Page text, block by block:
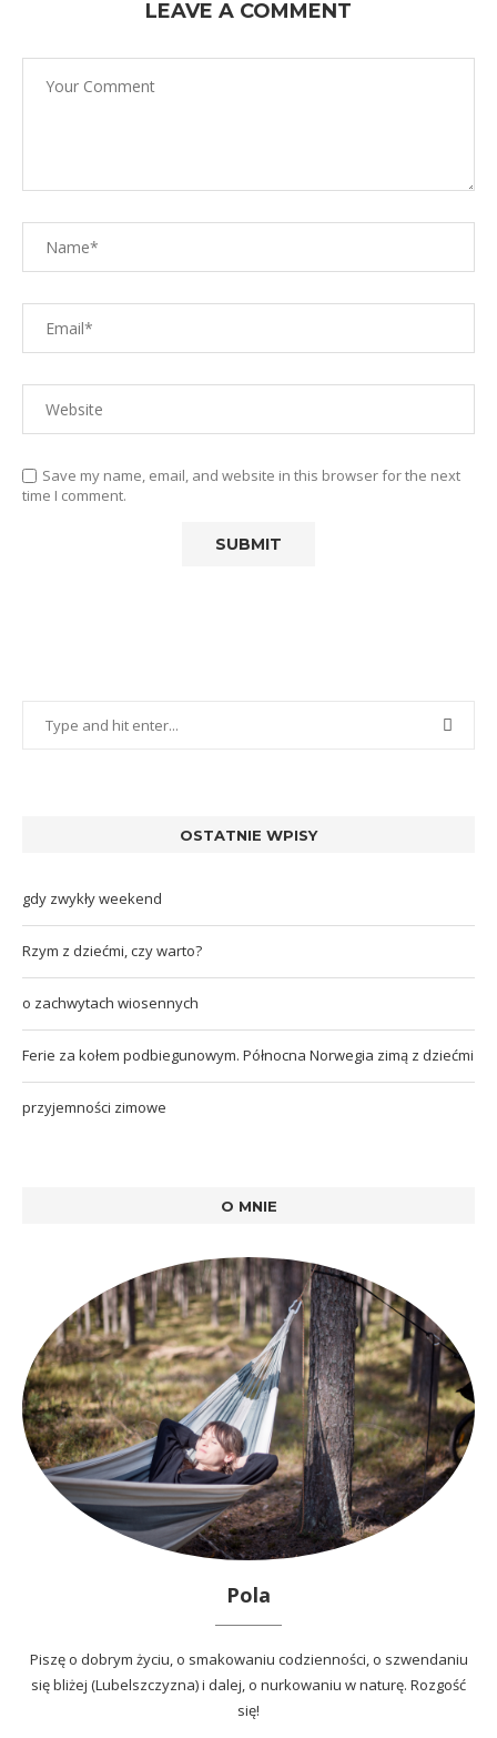
LEAVE A COMMENT
Save my name, email, and website in this browser for the next
time I comment.
OSTATNIE WPISY
gdy zwykły weekend
Rzym z dziećmi, czy warto?
o zachwytach wiosennych
Ferie za kołem podbiegunowym. Północna Norwegia zimą z dziećmi
przyjemności zimowe
O MNIE
Pola
Piszę o dobrym życiu, o smakowaniu codzienności, o szwendaniu
się bliżej (Lubelszczyzna) i dalej, o nurkowaniu w naturę. Rozgość
się!